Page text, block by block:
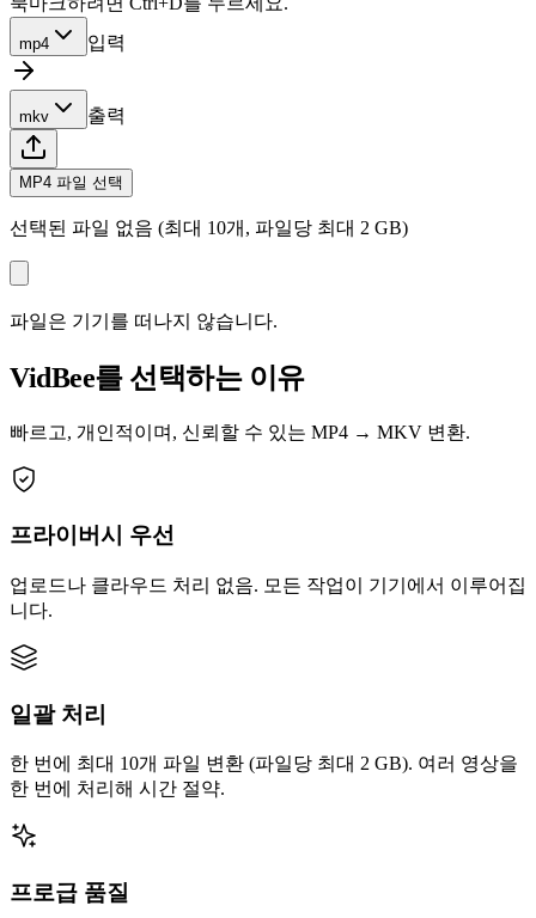
mp4 입력
mkv 출력
MP4 파일 선택
선택된 파일 없음 (최대 10개, 파일당 최대 2 GB)
파일은 기기를 떠나지 않습니다.
VidBee를 선택하는 이유
빠르고, 개인적이며, 신뢰할 수 있는 MP4 → MKV 변환.
프라이버시 우선
업로드나 클라우드 처리 없음. 모든 작업이 기기에서 이루어집
니다.
일괄 처리
한 번에 최대 10개 파일 변환 (파일당 최대 2 GB). 여러 영상을
한 번에 처리해 시간 절약.
프로급 품질